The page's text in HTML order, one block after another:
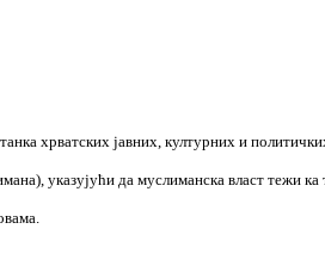
хрватских јавних, културних и
указујући да муслиманска власт тежи ка